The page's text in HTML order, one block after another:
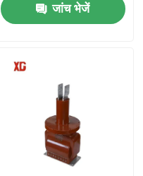
जांच भेजें